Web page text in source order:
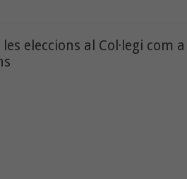
eleccions al Col·legi com a